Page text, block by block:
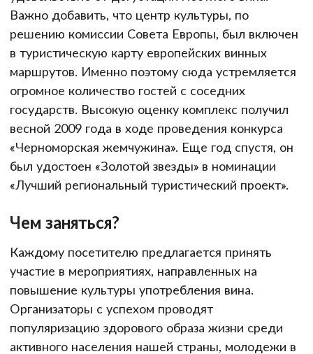
Важно добавить, что центр культуры, по
решению комиссии Совета Европы, был включен
в туристическую карту европейских винных
маршрутов. Именно поэтому сюда устремляется
огромное количество гостей с соседних
государств. Высокую оценку комплекс получил
весной 2009 года в ходе проведения конкурса
«Черноморская жемчужина». Еще год спустя, он
был удостоен «Золотой звезды» в номинации
«Лучший региональный туристический проект».
Чем заняться?
Каждому посетителю предлагается принять
участие в мероприятиях, направленных на
повышение культуры употребления вина.
Организаторы с успехом проводят
популяризацию здорового образа жизни среди
активного населения нашей страны, молодежи в